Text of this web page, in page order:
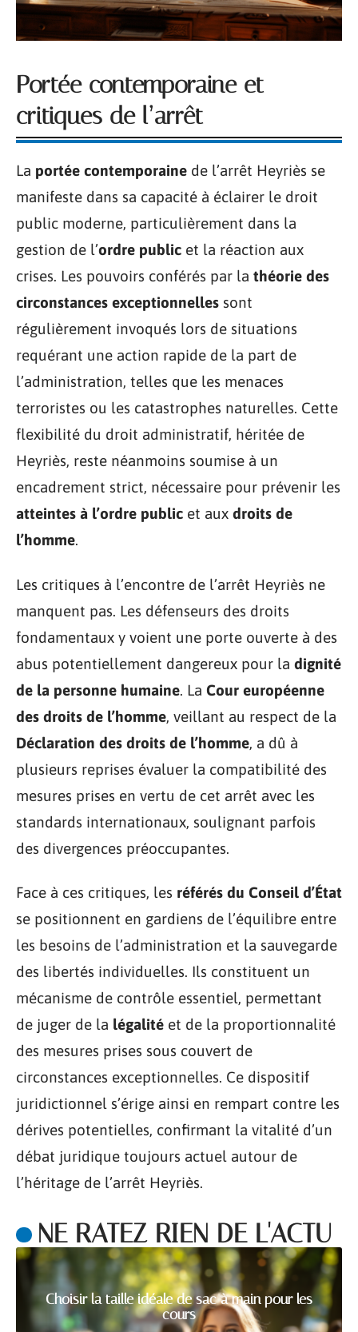
Portée contemporaine et
critiques de l’arrêt
La portée contemporaine de l’arrêt Heyriès se
manifeste dans sa capacité à éclairer le droit
public moderne, particulièrement dans la
gestion de l’ordre public et la réaction aux
crises. Les pouvoirs conférés par la théorie des
circonstances exceptionnelles sont
régulièrement invoqués lors de situations
requérant une action rapide de la part de
l’administration, telles que les menaces
terroristes ou les catastrophes naturelles. Cette
flexibilité du droit administratif, héritée de
Heyriès, reste néanmoins soumise à un
encadrement strict, nécessaire pour prévenir les
atteintes à l’ordre public et aux droits de
l’homme.
Les critiques à l’encontre de l’arrêt Heyriès ne
manquent pas. Les défenseurs des droits
fondamentaux y voient une porte ouverte à des
abus potentiellement dangereux pour la dignité
de la personne humaine. La Cour européenne
des droits de l’homme, veillant au respect de la
Déclaration des droits de l’homme, a dû à
plusieurs reprises évaluer la compatibilité des
mesures prises en vertu de cet arrêt avec les
standards internationaux, soulignant parfois
des divergences préoccupantes.
Face à ces critiques, les référés du Conseil d’État
se positionnent en gardiens de l’équilibre entre
les besoins de l’administration et la sauvegarde
des libertés individuelles. Ils constituent un
mécanisme de contrôle essentiel, permettant
de juger de la légalité et de la proportionnalité
des mesures prises sous couvert de
circonstances exceptionnelles. Ce dispositif
juridictionnel s’érige ainsi en rempart contre les
dérives potentielles, confirmant la vitalité d’un
débat juridique toujours actuel autour de
l’héritage de l’arrêt Heyriès.
NE RATEZ RIEN DE L'ACTU
Choisir la taille idéale de sac à main pour les
cours